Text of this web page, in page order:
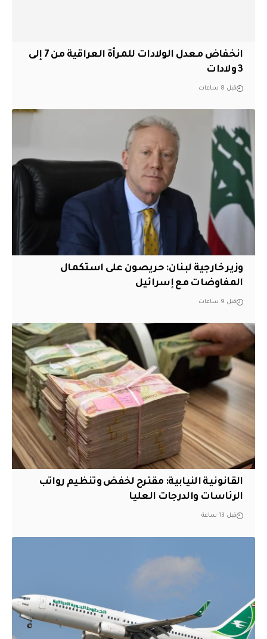
انخفاض معدل الولادات للمرأة العراقية من 7 إلى
3 ولادات
قبل 8 ساعات
وزير خارجية لبنان: حريصون على استكمال
المفاوضات مع إسرائيل
قبل 9 ساعات
القانونية النيابية: مقترح لخفض وتنظيم رواتب
الرئاسات والدرجات العليا
قبل 13 ساعة